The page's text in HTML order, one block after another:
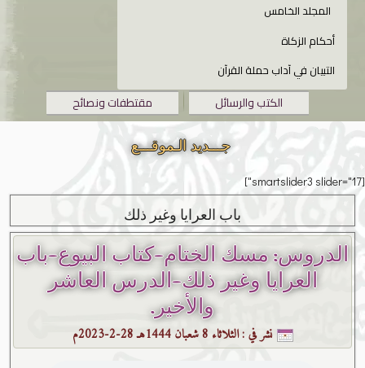
المجلد الخامس
أحكام الزكاة
التبيان في آداب حملة القرآن
الكتب والرسائل مقتطفات ونصائح
جـــديد الـموقـــع
[smartslider3 slider="17"]
باب العرايا وغير ذلك
الدروس: مسك الختام-كتاب البيوع-باب
العرايا وغير ذلك-الدرس العاشر
والأخير.
نشر في :الثلاثاء 8 شعبان 1444هـ 28-2-2023م